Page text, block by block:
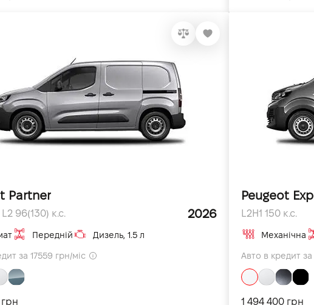
Partner
96(130) к.с. 2026
Передній Дизель, 1.5 л
за 17559 грн/міс
Peugeot
L2H1 150 к.с.
Механічна
Авто в кредит за
1 494 400 грн